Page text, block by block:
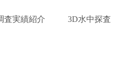
査実績紹介 3D水中探査